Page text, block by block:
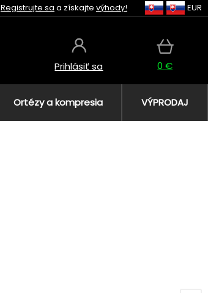
Registrujte sa a získajte výhody! EUR
Prihlásiť sa 0 €
Ortézy a kompresia VÝPRODAJ